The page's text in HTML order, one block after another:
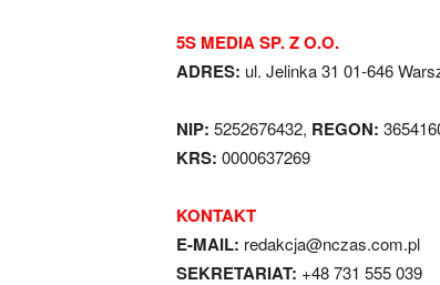
5S MEDIA SP. Z O.O.
ADRES: ul. Jelinka 31 01-646
NIP: 5252676432, REGON:
KRS: 0000637269
KONTAKT
E-MAIL: redakcja@nczas.com.pl
SEKRETARIAT: +48 731 555 039